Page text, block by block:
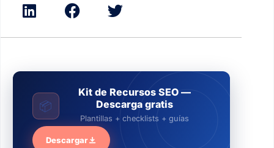
📦
Kit de Recursos SEO —
Descarga gratis
Plantillas + checklists + guías
Descargar